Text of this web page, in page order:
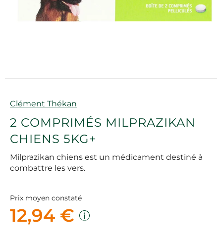
Marque
Clément Thékan
2 COMPRIMÉS MILPRAZIKAN
CHIENS 5KG+
Milprazikan chiens est un médicament destiné à
combattre les vers.
Prix moyen constaté
12,94 €